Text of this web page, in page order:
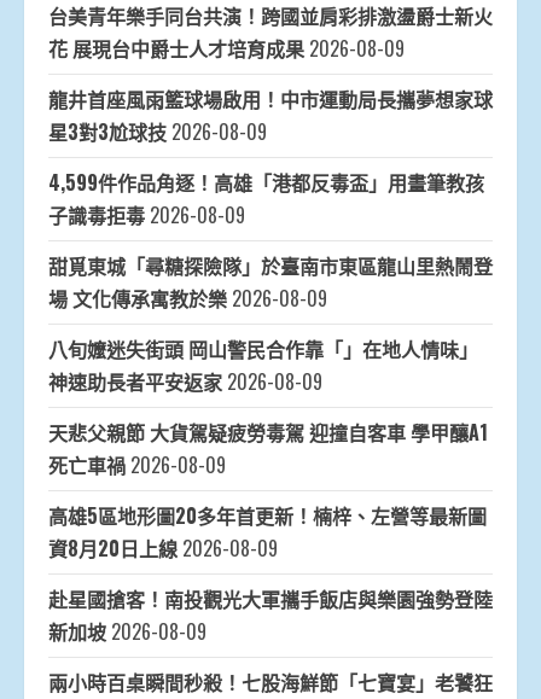
台美青年樂手同台共演！跨國並肩彩排激盪爵士新火
花 展現台中爵士人才培育成果 2026-08-09
龍井首座風雨籃球場啟用！中市運動局長攜夢想家球
星3對3尬球技 2026-08-09
4,599件作品角逐！高雄「港都反毒盃」用畫筆教孩
子識毒拒毒 2026-08-09
甜覓東城「尋糖探險隊」於臺南市東區龍山里熱鬧登
場 文化傳承寓教於樂 2026-08-09
八旬嬤迷失街頭 岡山警民合作靠「」在地人情味」
神速助長者平安返家 2026-08-09
天悲父親節 大貨駕疑疲勞毒駕 迎撞自客車 學甲釀A1
死亡車禍 2026-08-09
高雄5區地形圖20多年首更新！楠梓、左營等最新圖
資8月20日上線 2026-08-09
赴星國搶客！南投觀光大軍攜手飯店與樂園強勢登陸
新加坡 2026-08-09
兩小時百桌瞬間秒殺！七股海鮮節「七寶宴」老饕狂